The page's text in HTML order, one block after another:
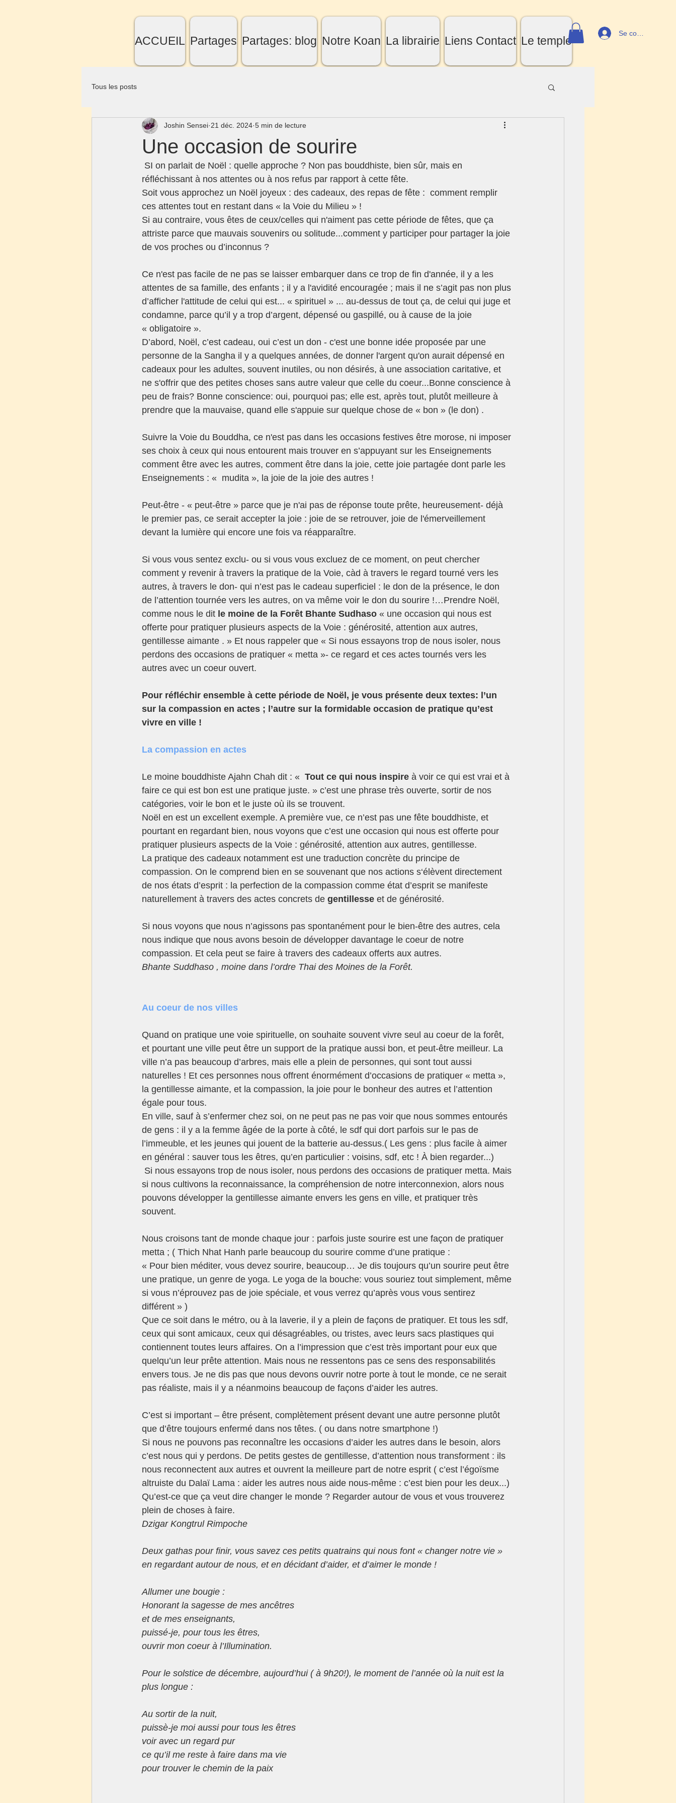
ACCUEIL Partages Partages: blog Notre Koan La librairie Liens Contact Le temple
Se connecter
Tous les posts
Une occasion de sourire
Joshin Sensei 21 déc. 2024 5 min de lecture
SI on parlait de Noël : quelle approche ? Non pas bouddhiste, bien sûr, mais en
réfléchissant à nos attentes ou à nos refus par rapport à cette fête.
Soit vous approchez un Noël joyeux : des cadeaux, des repas de fête :  comment remplir
ces attentes tout en restant dans « la Voie du Milieu » !
Si au contraire, vous êtes de ceux/celles qui n'aiment pas cette période de fêtes, que ça
attriste parce que mauvais souvenirs ou solitude...comment y participer pour partager la joie
de vos proches ou d’inconnus ?
Ce n'est pas facile de ne pas se laisser embarquer dans ce trop de fin d'année, il y a les
attentes de sa famille, des enfants ; il y a l'avidité encouragée ; mais il ne s’agit pas non plus
d’afficher l'attitude de celui qui est... « spirituel » ... au-dessus de tout ça, de celui qui juge et
condamne, parce qu’il y a trop d’argent, dépensé ou gaspillé, ou à cause de la joie
« obligatoire ».
D’abord, Noël, c’est cadeau, oui c’est un don - c'est une bonne idée proposée par une
personne de la Sangha il y a quelques années, de donner l'argent qu'on aurait dépensé en
cadeaux pour les adultes, souvent inutiles, ou non désirés, à une association caritative, et
ne s'offrir que des petites choses sans autre valeur que celle du coeur...Bonne conscience à
peu de frais? Bonne conscience: oui, pourquoi pas; elle est, après tout, plutôt meilleure à
prendre que la mauvaise, quand elle s'appuie sur quelque chose de « bon » (le don) .
Suivre la Voie du Bouddha, ce n'est pas dans les occasions festives être morose, ni imposer
ses choix à ceux qui nous entourent mais trouver en s’appuyant sur les Enseignements
comment être avec les autres, comment être dans la joie, cette joie partagée dont parle les
Enseignements : «  mudita », la joie de la joie des autres !
Peut-être - « peut-être » parce que je n'ai pas de réponse toute prête, heureusement- déjà
le premier pas, ce serait accepter la joie : joie de se retrouver, joie de l'émerveillement
devant la lumière qui encore une fois va réapparaître.
Si vous vous sentez exclu- ou si vous vous excluez de ce moment, on peut chercher
comment y revenir à travers la pratique de la Voie, càd à travers le regard tourné vers les
autres, à travers le don- qui n’est pas le cadeau superficiel : le don de la présence, le don
de l’attention tournée vers les autres, on va même voir le don du sourire !…Prendre Noël,
comme nous le dit le moine de la Forêt Bhante Sudhaso « une occasion qui nous est
offerte pour pratiquer plusieurs aspects de la Voie : générosité, attention aux autres,
gentillesse aimante . » Et nous rappeler que « Si nous essayons trop de nous isoler, nous
perdons des occasions de pratiquer « metta »- ce regard et ces actes tournés vers les
autres avec un coeur ouvert.
Pour réfléchir ensemble à cette période de Noël, je vous présente deux textes: l’un
sur la compassion en actes ; l’autre sur la formidable occasion de pratique qu’est
vivre en ville !
La compassion en actes
Le moine bouddhiste Ajahn Chah dit : « Tout ce qui nous inspire à voir ce qui est vrai et à
faire ce qui est bon est une pratique juste. » c’est une phrase très ouverte, sortir de nos
catégories, voir le bon et le juste où ils se trouvent.
Noël en est un excellent exemple. A première vue, ce n’est pas une fête bouddhiste, et
pourtant en regardant bien, nous voyons que c’est une occasion qui nous est offerte pour
pratiquer plusieurs aspects de la Voie : générosité, attention aux autres, gentillesse.
La pratique des cadeaux notamment est une traduction concrète du principe de
compassion. On le comprend bien en se souvenant que nos actions s‘élèvent directement
de nos états d’esprit : la perfection de la compassion comme état d’esprit se manifeste
naturellement à travers des actes concrets de gentillesse et de générosité.
Si nous voyons que nous n’agissons pas spontanément pour le bien-être des autres, cela
nous indique que nous avons besoin de développer davantage le coeur de notre
compassion. Et cela peut se faire à travers des cadeaux offerts aux autres.
Bhante Suddhaso , moine dans l’ordre Thai des Moines de la Forêt.
Au coeur de nos villes
Quand on pratique une voie spirituelle, on souhaite souvent vivre seul au coeur de la forêt,
et pourtant une ville peut être un support de la pratique aussi bon, et peut-être meilleur. La
ville n’a pas beaucoup d’arbres, mais elle a plein de personnes, qui sont tout aussi
naturelles ! Et ces personnes nous offrent énormément d’occasions de pratiquer « metta »,
la gentillesse aimante, et la compassion, la joie pour le bonheur des autres et l’attention
égale pour tous.
En ville, sauf à s’enfermer chez soi, on ne peut pas ne pas voir que nous sommes entourés
de gens : il y a la femme âgée de la porte à côté, le sdf qui dort parfois sur le pas de
l’immeuble, et les jeunes qui jouent de la batterie au-dessus.( Les gens : plus facile à aimer
en général : sauver tous les êtres, qu’en particulier : voisins, sdf, etc ! À bien regarder...)
Si nous essayons trop de nous isoler, nous perdons des occasions de pratiquer metta. Mais
si nous cultivons la reconnaissance, la compréhension de notre interconnexion, alors nous
pouvons développer la gentillesse aimante envers les gens en ville, et pratiquer très
souvent.
Nous croisons tant de monde chaque jour : parfois juste sourire est une façon de pratiquer
metta ; ( Thich Nhat Hanh parle beaucoup du sourire comme d’une pratique :
« Pour bien méditer, vous devez sourire, beaucoup… Je dis toujours qu’un sourire peut être
une pratique, un genre de yoga. Le yoga de la bouche: vous souriez tout simplement, même
si vous n’éprouvez pas de joie spéciale, et vous verrez qu’après vous vous sentirez
différent » )
Que ce soit dans le métro, ou à la laverie, il y a plein de façons de pratiquer. Et tous les sdf,
ceux qui sont amicaux, ceux qui désagréables, ou tristes, avec leurs sacs plastiques qui
contiennent toutes leurs affaires. On a l’impression que c’est très important pour eux que
quelqu’un leur prête attention. Mais nous ne ressentons pas ce sens des responsabilités
envers tous. Je ne dis pas que nous devons ouvrir notre porte à tout le monde, ce ne serait
pas réaliste, mais il y a néanmoins beaucoup de façons d’aider les autres.
C’est si important – être présent, complètement présent devant une autre personne plutôt
que d’être toujours enfermé dans nos têtes. ( ou dans notre smartphone !)
Si nous ne pouvons pas reconnaître les occasions d’aider les autres dans le besoin, alors
c’est nous qui y perdons. De petits gestes de gentillesse, d’attention nous transforment : ils
nous reconnectent aux autres et ouvrent la meilleure part de notre esprit ( c’est l’égoïsme
altruiste du Dalaï Lama : aider les autres nous aide nous-même : c’est bien pour les deux...)
Qu’est-ce que ça veut dire changer le monde ? Regarder autour de vous et vous trouverez
plein de choses à faire.
Dzigar Kongtrul Rimpoche
Deux gathas pour finir, vous savez ces petits quatrains qui nous font « changer notre vie »
en regardant autour de nous, et en décidant d’aider, et d’aimer le monde !
Allumer une bougie :
Honorant la sagesse de mes ancêtres
et de mes enseignants,
puissé-je, pour tous les êtres,
ouvrir mon coeur à l’Illumination.
Pour le solstice de décembre, aujourd’hui ( à 9h20!), le moment de l’année où la nuit est la
plus longue :
Au sortir de la nuit,
puissè-je moi aussi pour tous les êtres
voir avec un regard pur
ce qu’il me reste à faire dans ma vie
pour trouver le chemin de la paix